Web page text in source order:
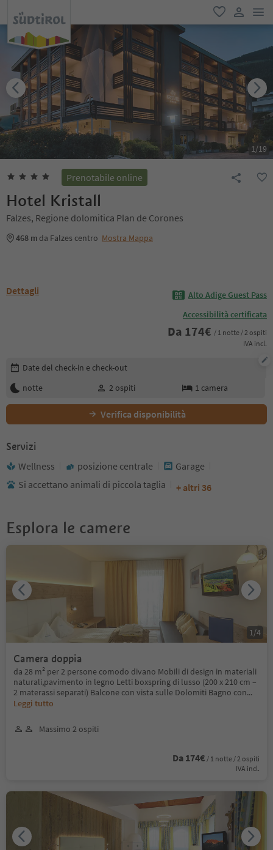
favoriti
user link
1/19
Prenotabile online
Hotel Kristall
Falzes, Regione dolomitica Plan de Corones
468 m da Falzes centro Mostra Mappa
Dettagli
Alto Adige Guest Pass
Accessibilità certificata
Da 174€ / 1 notte / 2 ospiti
IVA incl.
Modifica i dettagli della prenotazione
Date del check-in e check-out
notte
2 ospiti 1 camera
Verifica disponibilità
Servizi
Wellness posizione centrale
Garage
Si accettano animali di piccola taglia
+ altri 36
Esplora le camere
Camera doppia
da 28 m² per 2 persone comodo divano Mobili di design in materiali
naturali,pavimento in legno Letti boxspring di lusso (200 x 210 cm –
2 materassi separati) Balcone con vista sulle Dolomiti Bagno con...
Leggi tutto
Massimo 2 ospiti
Da 174€ / 1 notte / 2 ospiti
IVA incl.
1 /4